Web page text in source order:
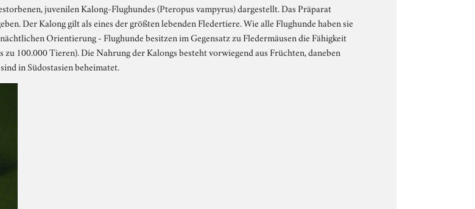
juvenilen Kalong-Flughundes (Pteropus vampyrus) dargestellt. Das Präparat
Der Kalong gilt als eines der größten lebenden Fledertiere. Wie alle Flughunde haben sie
Orientierung - Flughunde besitzen im Gegensatz zu Fledermäusen die Fähigkeit
100.000 Tieren). Die Nahrung der Kalongs besteht vorwiegend aus Früchten, daneben
in Südostasien beheimatet.